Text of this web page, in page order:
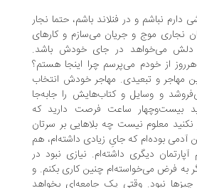
و در فنلاند باشم، حتما نجار
موج و جریان می‌سازم و کارهای
می‌خواهد در جای خودش باشد.
می‌پرسم چرا اینجا هستم؟
و تبعیدی. مهاجر خودش انتخاب
وسایل و کتاب‌هایش را جابه‌جا
ساعت فرصت دارید که
نیست چه بلاهایی بر سرتان
که جایِ زیادی داشته‌ام، هم
دیگری داشته‌ام. نیازی نبود در
می‌خواسته‌ام چنین کاری بکنم. و
وقتی یک جامعه‌ای بخواهد